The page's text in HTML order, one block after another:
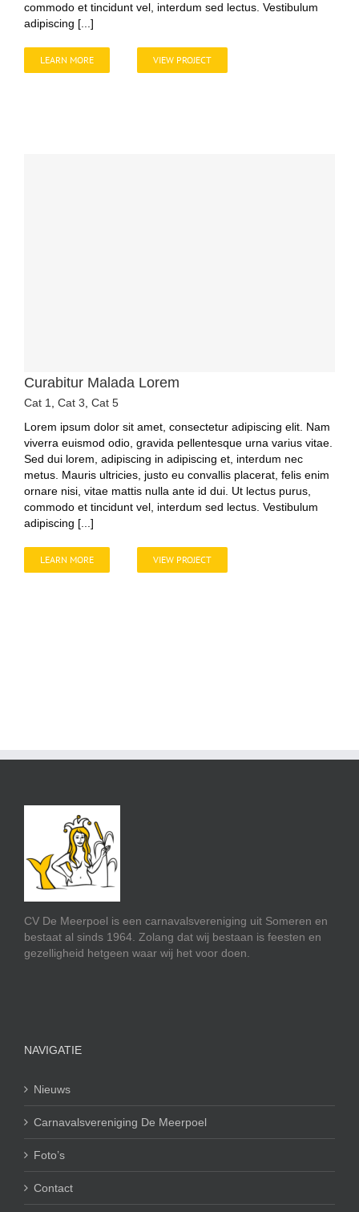
commodo et tincidunt vel, interdum sed lectus. Vestibulum
adipiscing [...]
LEARN MORE VIEW PROJECT
Curabitur Malada Lorem
Cat 1, Cat 3, Cat 5
Lorem ipsum dolor sit amet, consectetur adipiscing elit. Nam
viverra euismod odio, gravida pellentesque urna varius vitae.
Sed dui lorem, adipiscing in adipiscing et, interdum nec
metus. Mauris ultricies, justo eu convallis placerat, felis enim
ornare nisi, vitae mattis nulla ante id dui. Ut lectus purus,
commodo et tincidunt vel, interdum sed lectus. Vestibulum
adipiscing [...]
LEARN MORE VIEW PROJECT
CV De Meerpoel is een carnavalsvereniging uit Someren en
bestaat al sinds 1964. Zolang dat wij bestaan is feesten en
gezelligheid hetgeen waar wij het voor doen.
NAVIGATIE
Nieuws
Carnavalsvereniging De Meerpoel
Foto’s
Contact